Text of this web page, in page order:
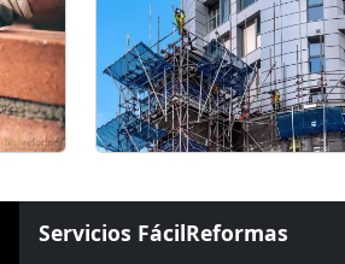
Servicios FácilReformas